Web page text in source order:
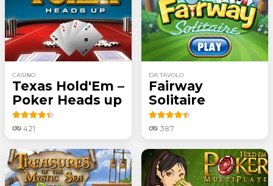
CASINO
Texas Hold'Em –
Poker Heads up
421
DA TAVOLO
Fairway
Solitaire
387